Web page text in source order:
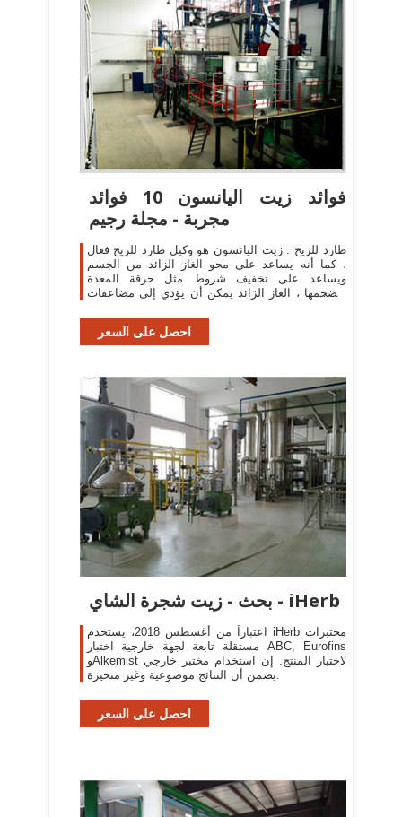
فوائد زيت اليانسون 10 فوائد
مجربة - مجلة رجيم
طارد للريح : زيت اليانسون هو وكيل طارد للريح فعال
، كما أنه يساعد على محو الغاز الزائد من الجسم
ويساعد على تخفيف شروط مثل حرقة المعدة
وتضخمها ، الغاز الزائد يمكن أن يؤدي إلى مضاعفات
احصل على السعر
بحث - زيت شجرة الشاي - iHerb
اعتباراً من أغسطس 2018، يستخدم iHerb مختبرات
مستقلة تابعة لجهة خارجية اختبار ABC, Eurofins
وAlkemist لاختبار المنتج. إن استخدام مختبر خارجي
يضمن أن النتائج موضوعية وغير متحيزة.
احصل على السعر